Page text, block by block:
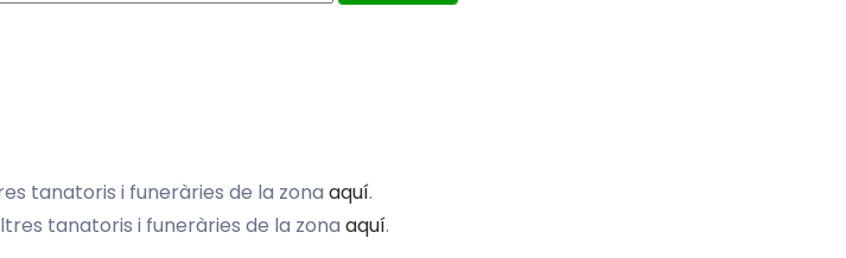
tanatoris i funeràries de la zona aquí.
tanatoris i funeràries de la zona aquí.